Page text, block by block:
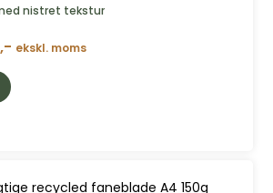
nistret tekstur
ekskl. moms